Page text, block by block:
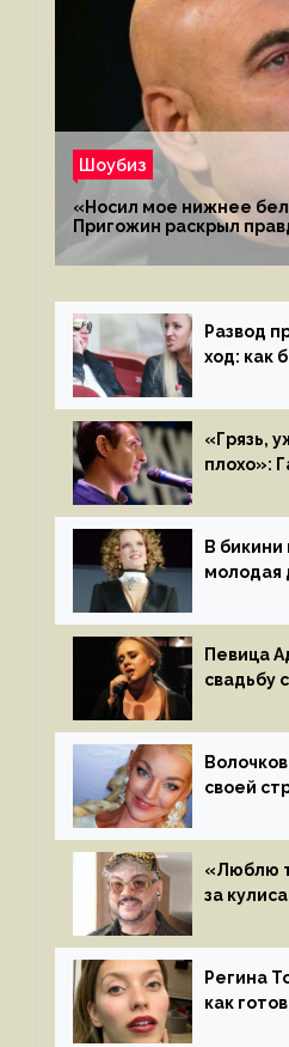
Шоубиз
«Носил мое нижнее
Пригожин раскрыл
с мужем своей экс-
Развод
ход: как
«Грязь,
плохо»:
В
молодая
на
Певица
свадьбу
летом
своей
«Люблю
за
к
Регина
как